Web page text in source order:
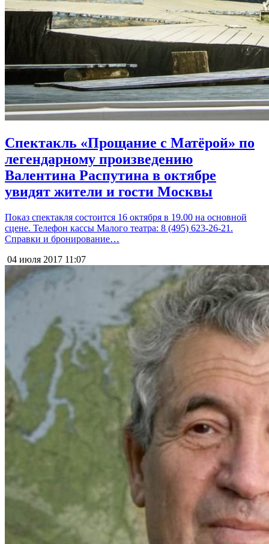
Спектакль «Прощание с Матёрой» по
легендарному произведению
Валентина Распутина в октябре
увидят жители и гости Москвы
Показ спектакля состоится 16 октября в 19.00 на основной
сцене. Телефон кассы Малого театра: 8 (495) 623-26-21.
Справки и бронирование…
04 июля 2017 11:07